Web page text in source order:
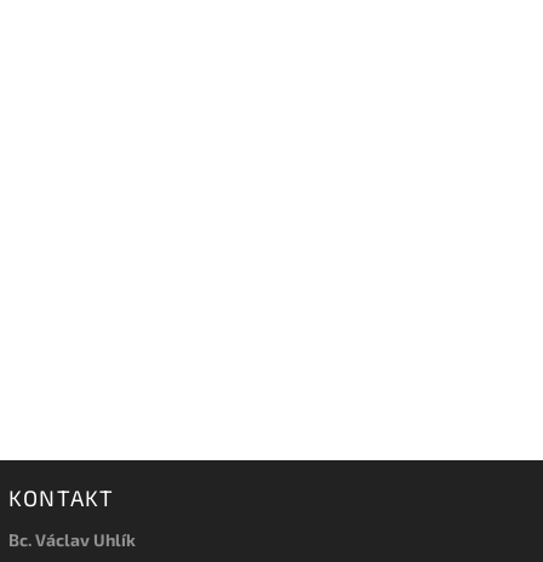
KONTAKT
Bc. Václav Uhlík